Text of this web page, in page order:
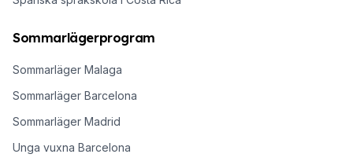
Sommarlägerprogram
Sommarläger Malaga
Sommarläger Barcelona
Sommarläger Madrid
Unga vuxna Barcelona